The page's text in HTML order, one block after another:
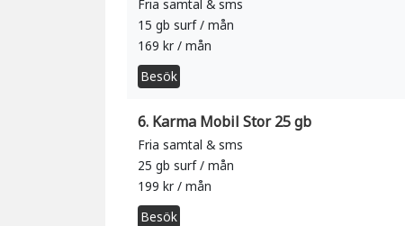
Fria samtal & sms
15 gb surf / mån
169 kr / mån
Besök
6. Karma Mobil Stor 25 gb
Fria samtal & sms
25 gb surf / mån
199 kr / mån
Besök